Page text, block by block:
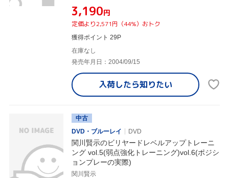
¥3,190円
定価より2,571円（44%）おトク
獲得ポイント 29P
在庫なし
発売年月日：2004/09/15
入荷したら知りたい
中古
DVD・ブルーレイ
DVD
関川賢示のビリヤードレベルアップトレーニ
ング vol.5(弱点強化トレーニング)vol.6(ポジシ
ョンプレーの実際)
関川賢示